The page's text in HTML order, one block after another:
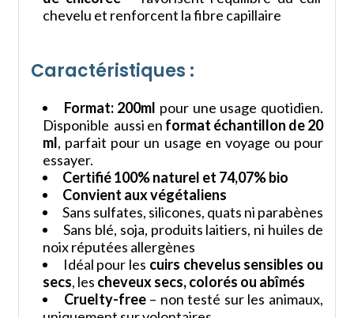
chevelu et renforcent la fibre capillaire
Caractéristiques :
Format: 200ml pour une usage quotidien.
Disponible aussi en format échantillon de 20
ml, parfait pour un usage en voyage ou pour
essayer.
Certifié 100% naturel et 74,07% bio
Convient aux végétaliens
Sans sulfates, silicones, quats ni parabènes
Sans blé, soja, produits laitiers, ni huiles de
noix réputées allergènes
Idéal pour les cuirs chevelus sensibles ou
secs, les cheveux secs, colorés ou abîmés
Cruelty-free– non testé sur les animaux,